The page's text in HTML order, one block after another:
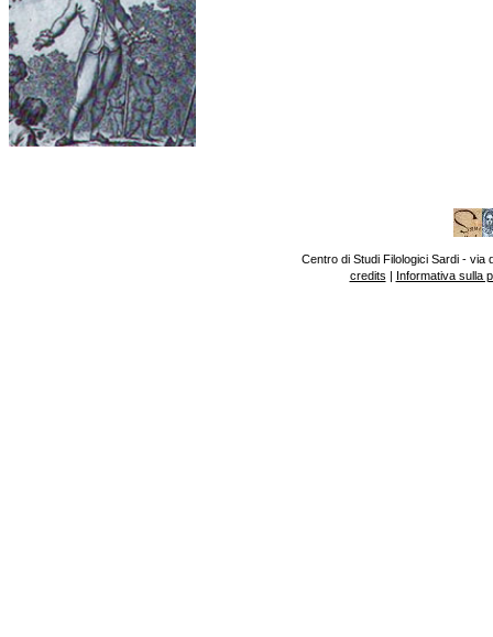
Centro di Studi Filologici Sardi - via
credits | Informativa sulla